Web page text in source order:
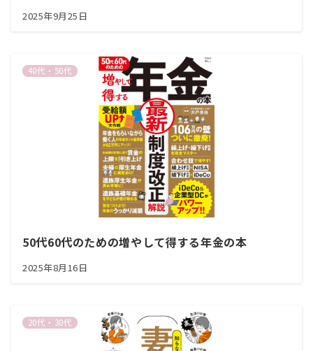
2025年9月25日
40代・50代
50代60代のための増やして得する年金の本
2025年8月16日
20代・30代